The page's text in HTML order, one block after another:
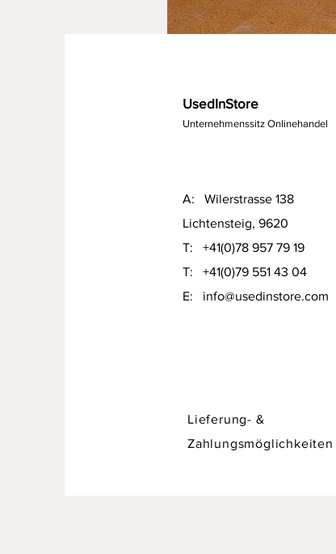
CHF 750.00
UsedInStore
Unternehmenssitz Onlinehandel
A: Wilerstrasse 138
Lichtensteig, 9620
T: +41(0)78 957 79 19​
T: +41(0)79 551 43 04
​E: info@usedinstore.com
Lieferung- &
Zahlungsmöglichkeiten